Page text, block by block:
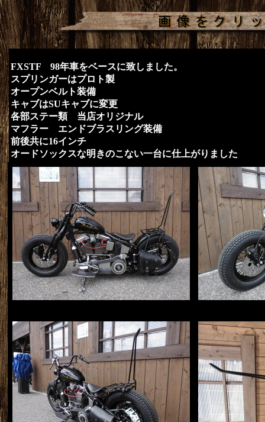
FXSTF 98年車をベースに致しました。
スプリンガーはプロト製
オープンベルト装備
キャブはSUキャブに変更
各部ステー類 当店オリジナル
マフラー エンドブラスリング装備
前後共に16インチ
オードソックスな明きのこない一台に仕上がりました​